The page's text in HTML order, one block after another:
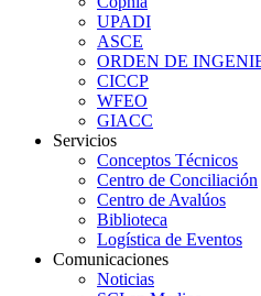
UPADI
ASCE
ORDEN DE
CICCP
WFEO
GIACC
Servicios
Conceptos Técnicos
Centro de Conciliación
Centro de Avalúos
Biblioteca
Logística de Eventos
Comunicaciones
Noticias